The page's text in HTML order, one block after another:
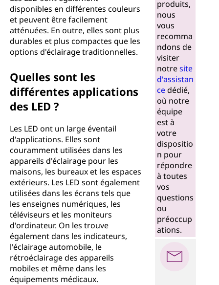
D
disponibles en différentes couleurs
et peuvent être facilement
atténuées. En outre, elles sont plus
durables et plus compactes que les
options d'éclairage traditionnelles.
Quelles sont les
différentes applications
des LED ?
Les LED ont un large éventail
d'applications. Elles sont
couramment utilisées dans les
appareils d'éclairage pour les
maisons, les bureaux et les espaces
extérieurs. Les LED sont également
utilisées dans les écrans tels que
les enseignes numériques, les
téléviseurs et les moniteurs
d'ordinateur. On les trouve
également dans les indicateurs,
l'éclairage automobile, le
rétroéclairage des appareils
mobiles et même dans les
équipements médicaux.
produits,
nous
vous
recomma
ndons de
visiter
notresite
d'assistan
cedédié,
où notre
équipe
est à
votre
dispositio
n pour
répondre
à toutes
vos
questions
ou
préoccup
ations.